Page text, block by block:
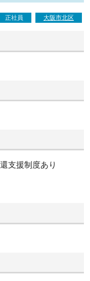
正社員 大阪市北区
支援制度あり